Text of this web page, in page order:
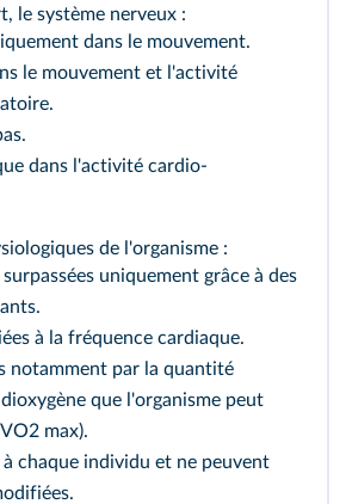
le système nerveux :
dans le mouvement.
le mouvement et l'activité
dans l'activité cardio-
de l'organisme :
uniquement grâce à des
à la fréquence cardiaque.
notamment par la quantité
que l'organisme peut
max).
chaque individu et ne peuvent